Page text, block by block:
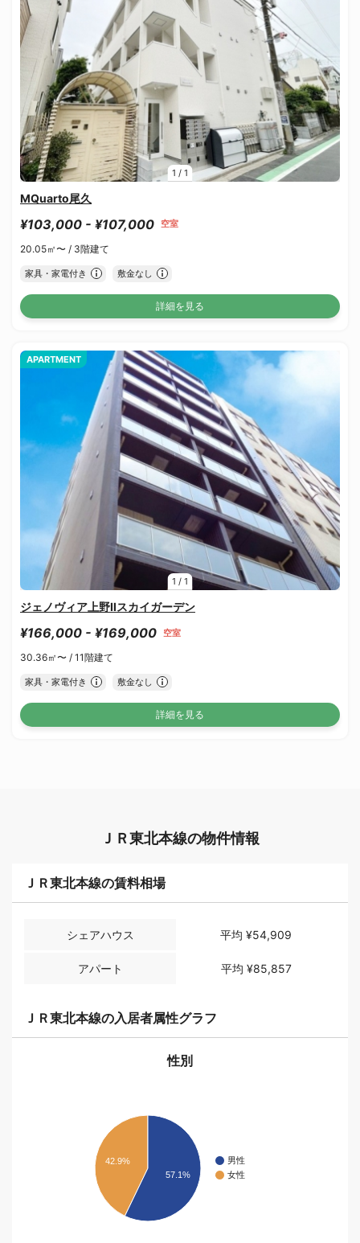
1 / 1
MQuarto尾久
¥103,000 - ¥107,000 空室
20.05㎡〜 / 3階建て
家具・家電付き 敷金なし
詳細を見る
1 / 1
APARTMENT
ジェノヴィア上野Ⅱスカイガーデン
¥166,000 - ¥169,000 空室
30.36㎡〜 / 11階建て
家具・家電付き 敷金なし
詳細を見る
ＪＲ東北本線の物件情報
ＪＲ東北本線の賃料相場
シェアハウス 平均 ¥54,909
アパート 平均 ¥85,857
ＪＲ東北本線の入居者属性グラフ
性別
男性
女性
42.9%
57.1%